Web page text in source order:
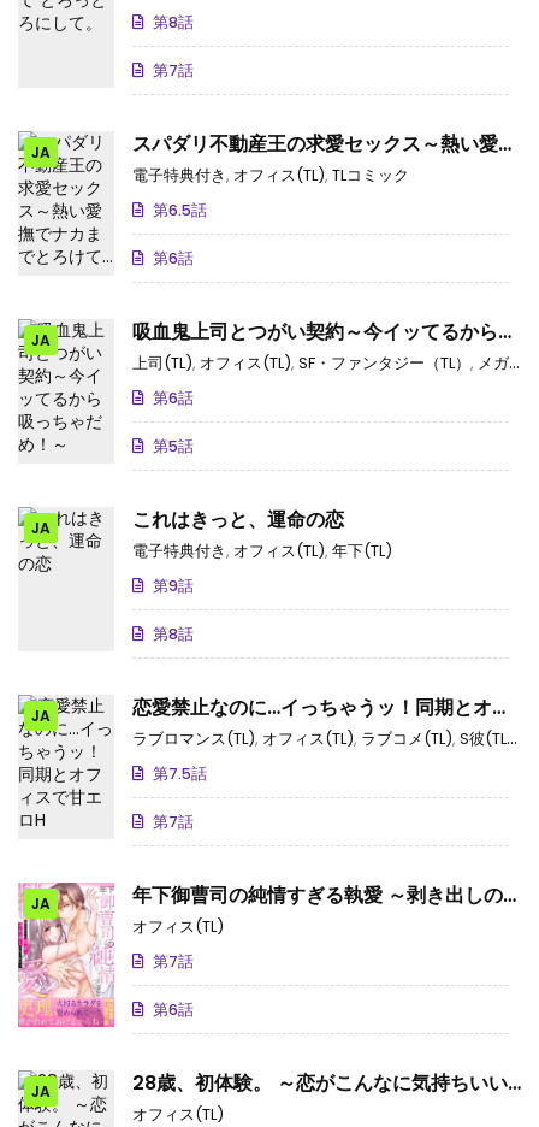
第8話
第7話
JA
スパダリ不動産王の求愛セックス～熱い愛撫
でナカまでとろけて…
電子特典付き, オフィス(TL), TLコミック
第6.5話
第6話
JA
吸血鬼上司とつがい契約～今イッてるから吸
っちゃだめ！～
上司(TL), オフィス(TL), SF・ファンタジー（TL） , メガネ(TL)
第6話
第5話
JA これはきっと、運命の恋
電子特典付き, オフィス(TL), 年下(TL)
第9話
第8話
JA
恋愛禁止なのに…イっちゃうッ！同期とオフ
ィスで甘エロH
ラブロマンス(TL), オフィス(TL), ラブコメ(TL), S彼(TL) ,
第7.5話
第7話
JA
年下御曹司の純情すぎる執愛 ～剥き出しの
情欲、10年越しの愛で慰めて～
オフィス(TL)
第7話
第6話
JA
28歳、初体験。 ～恋がこんなに気持ちいい
なんて～
オフィス(TL)